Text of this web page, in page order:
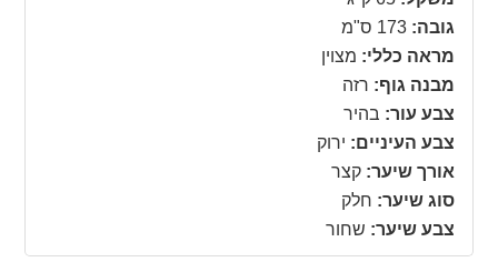
גובה: 173 ס"מ
מראה כללי: מצוין
מבנה גוף: רזה
צבע עור: בהיר
צבע העיניים: ירוק
אורך שיער: קצר
סוג שיער: חלק
צבע שיער: שחור